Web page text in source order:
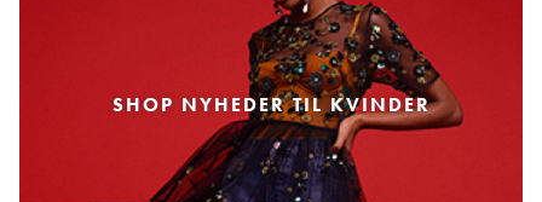
SHOP NYHEDER TIL KVINDER